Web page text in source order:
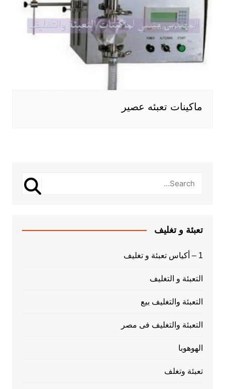
ماكينات تعبئه عصير
تعبئة و تغليف
1 – أكياس تعبئة و تغليف
التعبئة و التغليف
التعبئة والتغليف بيع
التعبئة والتغليف فى مصر
الهوهوبا
تعبئة وتغلف